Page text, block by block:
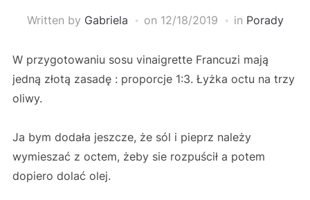
Written by Gabriela on 12/18/2019 in Porady
W przygotowaniu sosu vinaigrette Francuzi mają
jedną złotą zasadę : proporcje 1:3. Łyżka octu na trzy
oliwy.
Ja bym dodała jeszcze, że sól i pieprz należy
wymieszać z octem, żeby sie rozpuścił a potem
dopiero dolać olej.